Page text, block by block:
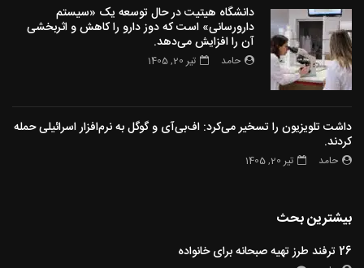
دانشگاه هیتیت در حال توسعه یک «سیستم
دارورسانی» است که دوز دارو را کاهش و اثربخشی
آن را افزایش می‌دهد.
حامد تیر 20, 1405
داشت تلویزیون را تسخیر می‌کرد: اف‌بی‌آی و گوگل به نرم‌افزار اسرائیلی حمله
کردند.
حامد تیر 20, 1405
بیشترین بحث
26 ترفند طرز تهیه صبحانه برای خانواده